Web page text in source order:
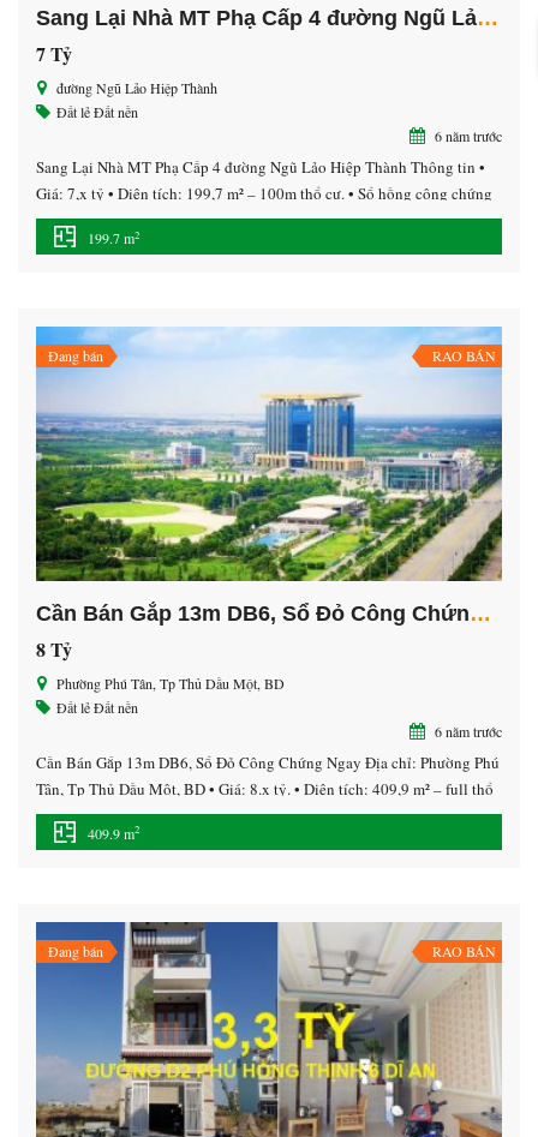
Sang Lại Nhà MT Phạ Cấp 4 đường Ngũ Lảo Hiệp Thành
7 Tỷ
đường Ngũ Lảo Hiệp Thành
Đất lẻĐất nền
6 năm trước
Sang Lại Nhà MT Phạ Cấp 4 đường Ngũ Lảo Hiệp Thành Thông tin •
Giá: 7,x tỷ • Diện tích: 199,7 m² – 100m thổ cư. • Sổ hồng công chứng
trong ngày. ———————— Xung quanh dân cư hiện hữu đông đúc.
Bán kính 500m, đầy đủ tiện ích: Chợ, siêu thị bách hóa […]
199.7 m2
Đang bán RAO BÁN
Cần Bán Gắp 13m DB6, Sổ Đỏ Công Chứng Ngay
8 Tỷ
Phường Phú Tân, Tp Thủ Dầu Một, BD
Đất lẻĐất nền
6 năm trước
Cần Bán Gắp 13m DB6, Sổ Đỏ Công Chứng Ngay Địa chỉ: Phường Phú
Tân, Tp Thủ Dầu Một, BD • Giá: 8.x tỷ. • Diện tích: 409,9 m² – full thổ
cư. ———————— Cơ sở hạ tầng hoàn chỉnh 100% (điện, đường,
cây xanh, nước… ). Tiện ích đẳng cấp tiêu chuẩn Quốc tế: […]
409.9 m2
Đang bán RAO BÁN